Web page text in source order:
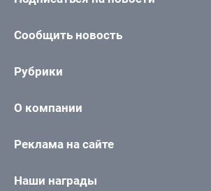
Сообщить новость
Рубрики
О компании
Реклама на сайте
Наши награды